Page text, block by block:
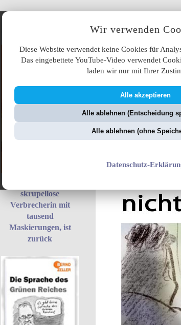
Wir verwenden
Diese Website verwendet keine Cookies für
Das eingebettete YouTube-Video verwendet
laden wir nur mit Ihrer
Alle akzeptieren
Alle ablehnen (Entscheidung
Alle ablehnen (ohne
Datenschutz-
Angebote
skrupellose
Verbrecherin mit
tausend
Maskierungen, ist
zurück